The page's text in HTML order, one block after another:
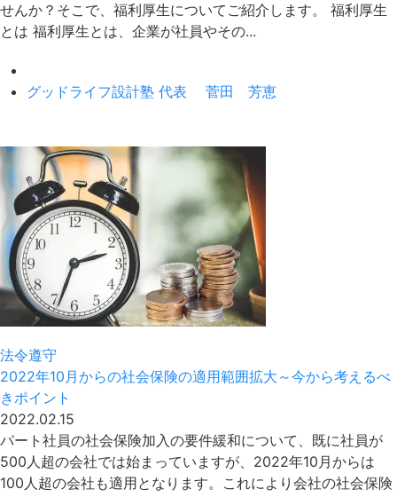
せんか？そこで、福利厚生についてご紹介します。 福利厚生
とは 福利厚生とは、企業が社員やその...
グッドライフ設計塾 代表 菅田 芳恵
法令遵守
2022年10月からの社会保険の適用範囲拡大～今から考えるべ
きポイント
2022.02.15
パート社員の社会保険加入の要件緩和について、既に社員が
500人超の会社では始まっていますが、2022年10月からは
100人超の会社も適用となります。これにより会社の社会保険